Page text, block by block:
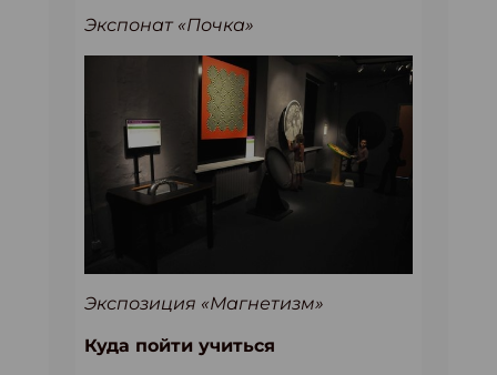
Экспонат «Почка»
Экспозиция «Магнетизм»
Куда пойти учиться